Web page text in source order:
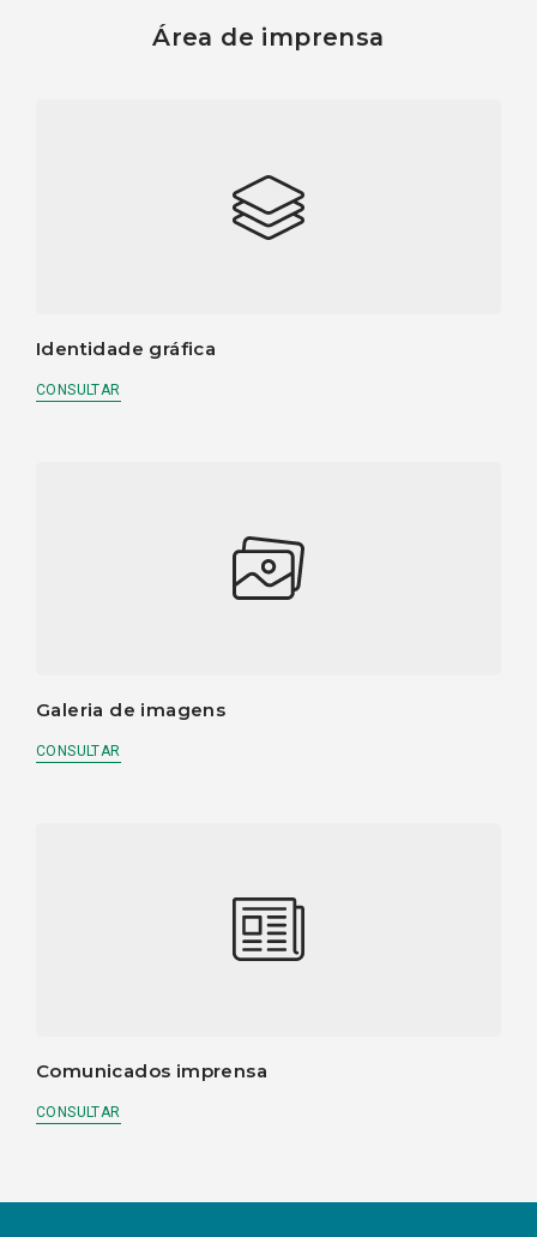
Área de imprensa
Identidade gráfica
CONSULTAR
Galeria de imagens
CONSULTAR
Comunicados imprensa
CONSULTAR